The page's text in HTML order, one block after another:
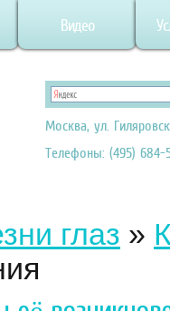
Видео
Москва, ул.
Телефоны: (495) 684-
глаз »